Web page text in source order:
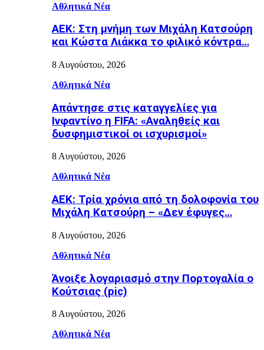
Αθλητικά Νέα
ΑΕΚ: Στη μνήμη των Μιχάλη Κατσούρη
και Κώστα Λιάκκα το φιλικό κόντρα…
8 Αυγούστου, 2026
Αθλητικά Νέα
Απάντησε στις καταγγελίες για
Ινφαντίνο η FIFA: «Αναληθείς και
δυσφημιστικοί οι ισχυρισμοί»
8 Αυγούστου, 2026
Αθλητικά Νέα
ΑΕΚ: Τρία χρόνια από τη δολοφονία του
Μιχάλη Κατσούρη – «Δεν έφυγες…
8 Αυγούστου, 2026
Αθλητικά Νέα
Άνοιξε λογαριασμό στην Πορτογαλία ο
Κούτσιας (pic)
8 Αυγούστου, 2026
Αθλητικά Νέα